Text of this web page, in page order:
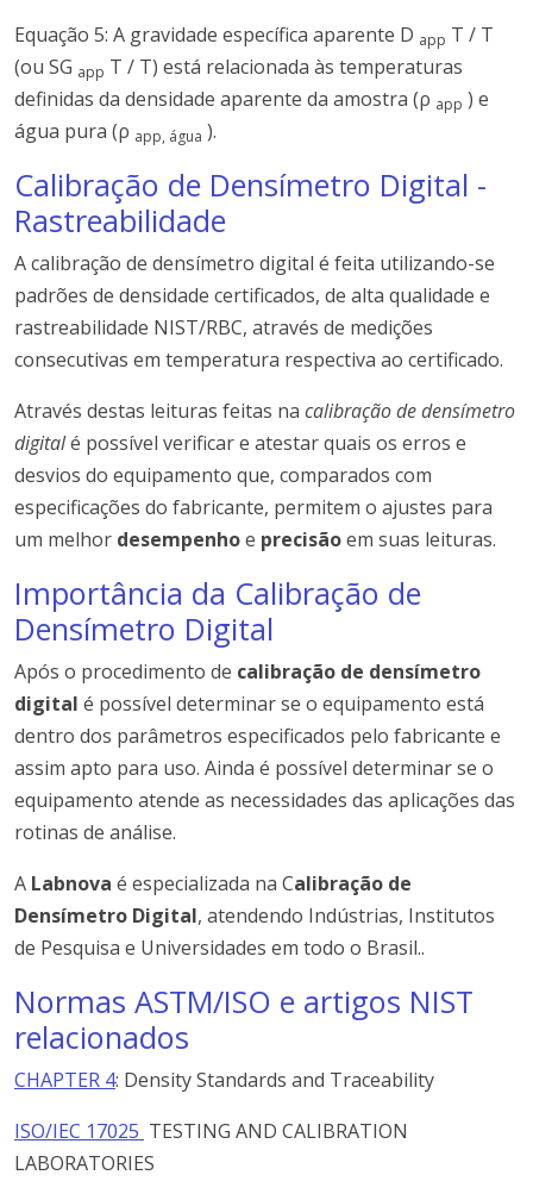
Equação 5: A gravidade específica aparente D app T / T
(ou SG app T / T) está relacionada às temperaturas
definidas da densidade aparente da amostra (ρ app ) e
água pura (ρ app, água ).
Calibração de Densímetro Digital -
Rastreabilidade
A calibração de densímetro digital é feita utilizando-se
padrões de densidade certificados, de alta qualidade e
rastreabilidade NIST/RBC, através de medições
consecutivas em temperatura respectiva ao certificado.
Através destas leituras feitas na calibração de densímetro
digitalé possível verificar e atestar quais os erros e
desvios do equipamento que, comparados com
especificações do fabricante, permitem o ajustes para
um melhor desempenhoe precisãoem suas leituras.
Importância da Calibração de
Densímetro Digital
Após o procedimento de calibração de densímetro
digital é possível determinar se o equipamento está
dentro dos parâmetros especificados pelo fabricante e
assim apto para uso. Ainda é possível determinar se o
equipamento atende as necessidades das aplicações das
rotinas de análise.
A Labnova é especializada na Calibração de
Densímetro Digital, atendendo Indústrias, Institutos
de Pesquisa e Universidades em todo o Brasil..
Normas ASTM/ISO e artigos NIST
relacionados
CHAPTER 4: Density Standards and Traceability
ISO/IEC 17025 TESTING AND CALIBRATION
LABORATORIES